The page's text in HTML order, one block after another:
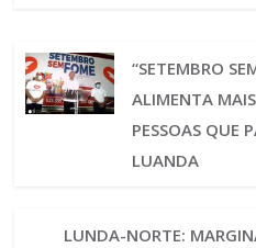
“SETEMBRO
ALIMENTA
PESSOAS QUE
LUANDA
LUNDA-NORTE: